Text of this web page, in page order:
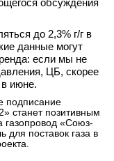
обсуждения
до 2,3% г/г в
данные могут
если мы не
ЦБ, скорее
в июне.
подписание
станет позитивным
газопровод «Союз-
для поставок газа в